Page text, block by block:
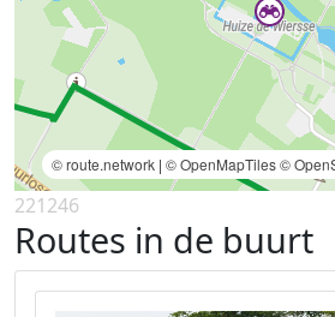
© route.network | © OpenMapTiles©
221246
Routes in de buurt